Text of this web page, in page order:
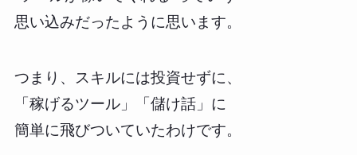
思い込みだったように思います。
つまり、スキルには投資せずに、
「稼げるツール」「儲け話」に
簡単に飛びついていたわけです。